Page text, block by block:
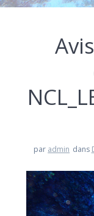
par admin dans